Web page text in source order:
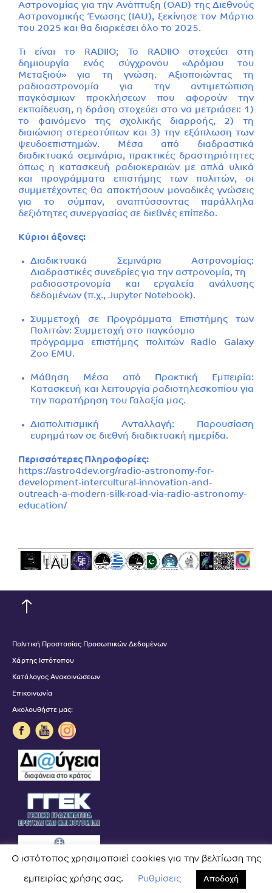
Αστρονομίας για την Ανάπτυξη (OAD) της Διεθνούς
Αστρονομικής Ένωσης (IAU), ξεκίνησε τον Μάρτιο
του 2025 και θα διαρκέσει όλο το 2025.
Τι είναι το RADIIO; Το RADIIO στοχεύει στη
δημιουργία ενός σύγχρονου «Δρόμου του
Μεταξιού» για τη γνώση. Αξιοποιώντας τη
ραδιοαστρονομία για την αντιμετώπιση
παγκόσμιων προκλήσεων που αφορούν την
εκπαίδευση, η δράση στοχεύει στο να μετριάσει: 1)
το φαινόμενο της σχολικής διαρροής, 2) τη
διαιώνιση στερεοτύπων και 3) την εξάπλωση των
ψευδοεπιστημών. Μέσα από διαδραστικά
διαδικτυακά σεμινάρια, πρακτικές δραστηριότητες
όπως η κατασκευή ραδιοκεραιών με απλά υλικά
και προγράμματα επιστήμης των πολιτών, οι
συμμετέχοντες θα αποκτήσουν μοναδικές γνώσεις
για το σύμπαν, αναπτύσσοντας παράλληλα
δεξιότητες συνεργασίας σε διεθνές επίπεδο.
Κύριοι άξονες:
Διαδικτυακά Σεμινάρια Αστρονομίας:
Διαδραστικές συνεδρίες για την αστρονομία, τη
ραδιοαστρονομία και εργαλεία ανάλυσης
δεδομένων (π.χ., Jupyter Notebook).
Συμμετοχή σε Προγράμματα Επιστήμης των
Πολιτών: Συμμετοχή στο παγκόσμιο
πρόγραμμα επιστήμης πολιτών Radio Galaxy
Zoo EMU.
Μάθηση Μέσα από Πρακτική Εμπειρία:
Κατασκευή και λειτουργία ραδιοτηλεσκοπίου για
την παρατήρηση του Γαλαξία μας.
Διαπολιτισμική Ανταλλαγή: Παρουσίαση
ευρημάτων σε διεθνή διαδικτυακή ημερίδα.
Περισσότερες Πληροφορίες:
https://astro4dev.org/radio-astronomy-for-
development-intercultural-innovation-and-
outreach-a-modern-silk-road-via-radio-astronomy-
education/
Πολιτική Προστασίας Προσωπικών Δεδομένων
Χάρτης Ιστότοπου
Κατάλογος Ανακοινώσεων
Επικοινωνία
Ακολουθήστε μας:
Copyright 2026 © EAA. All rights reserved.
Ο ιστότοπος χρησιμοποιεί cookies για την βελτίωση της
εμπειρίας χρήσης σας. Ρυθμίσεις Αποδοχή